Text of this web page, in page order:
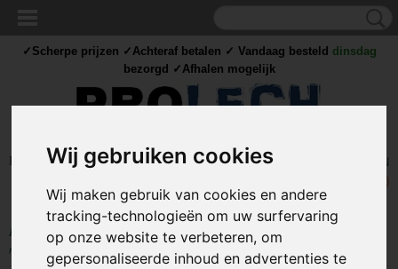
Wij gebruiken cookies
Wij maken gebruik van cookies en andere
tracking-technologieën om uw surfervaring
op onze website te verbeteren, om
gepersonaliseerde inhoud en advertenties te
Inloggen Registreren
UW WINKELWAGEN
(0)
Home >IJZERWAREN>BEVESTIGING>WINDHAKEN
met schroefoog - 100 x 4mm - Gegalvaniseerd
✓Scherpe prijzen ✓Achteraf betalen ✓ Vandaag besteld dinsdag
bezorgd ✓Afhalen mogelijk